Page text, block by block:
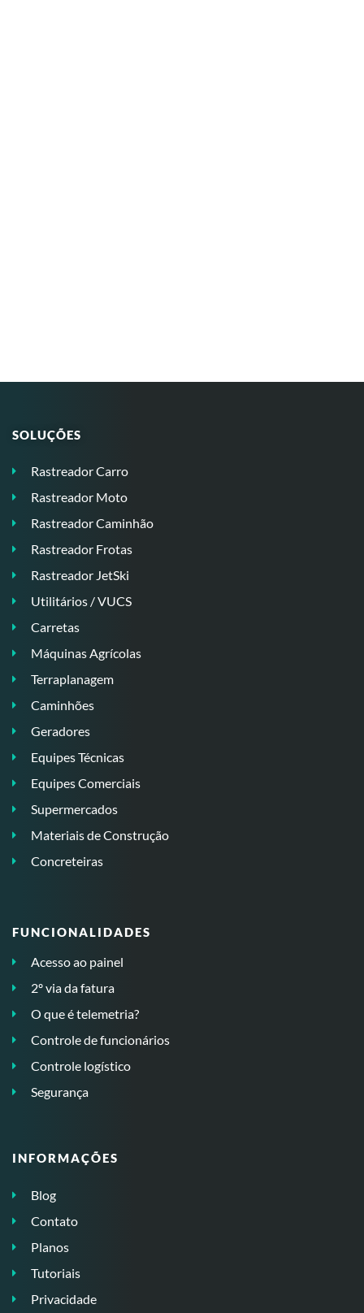
SOLUÇÕES
Rastreador Carro
Rastreador Moto
Rastreador Caminhão
Rastreador Frotas
Rastreador JetSki
Utilitários / VUCS
Carretas
Máquinas Agrícolas
Terraplanagem
Caminhões
Geradores
Equipes Técnicas
Equipes Comerciais
Supermercados
Materiais de Construção
Concreteiras
FUNCIONALIDADES
Acesso ao painel
2º via da fatura
O que é telemetria?
Controle de funcionários
Controle logístico
Segurança
INFORMAÇÕES
Blog
Contato
Planos
Tutoriais
Privacidade